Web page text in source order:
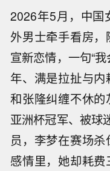
2026年5月，中国
外男士牵手看房
宣新恋情，一句“
年、满是拉扯与
和张隆纠缠不休
亚洲杯冠军、被球
员，李梦在赛场
感情里，她却耗